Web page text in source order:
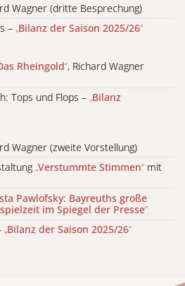
Wagner (dritte Besprechung)
– „Bilanz der Saison 2025/26“
Rheingold“, Richard Wagner
Tops und Flops – „Bilanz
Wagner (zweite Vorstellung)
„Verstummte Stimmen“ mit
Pawlofsky: Bayreuths große
im Spiegel der Presse“
„Bilanz der Saison 2025/26“